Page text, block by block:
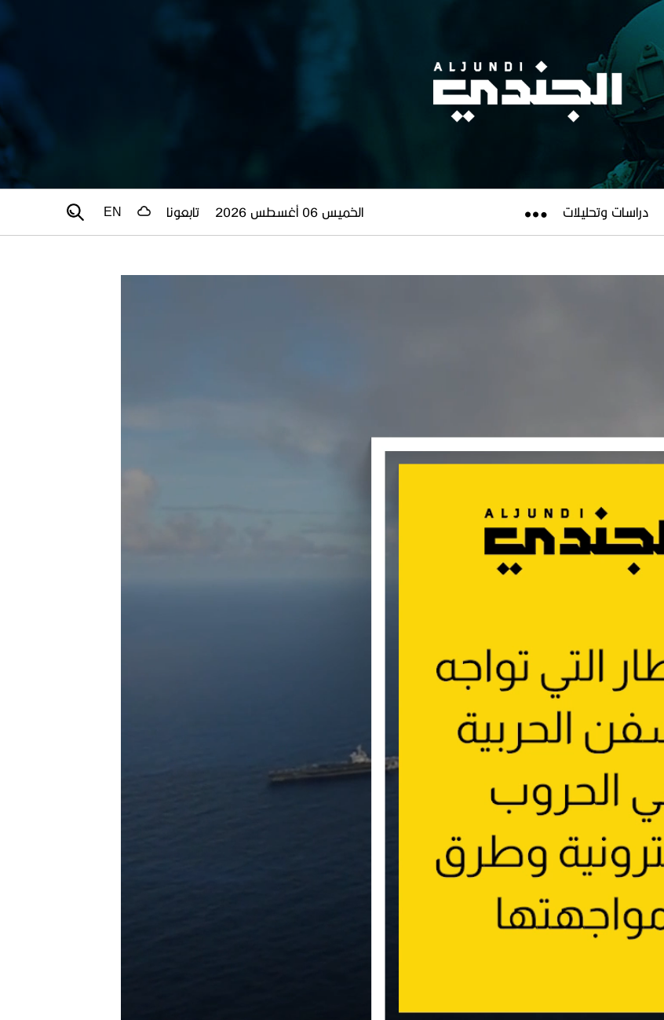
دراسات وتحليلات الخميس 06 أغسطس 2026 تابعونا EN